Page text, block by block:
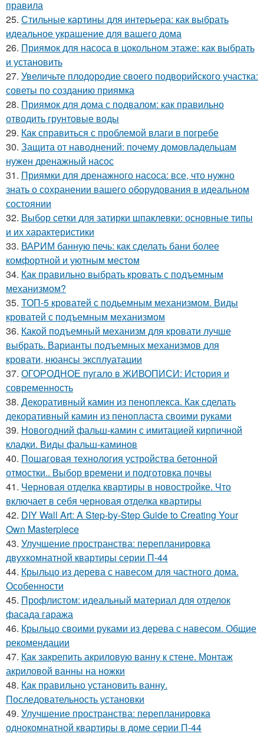
правила
25. Стильные картины для интерьера: как выбрать
идеальное украшение для вашего дома
26. Приямок для насоса в цокольном этаже: как выбрать
и установить
27. Увеличьте плодородие своего подворийского участка:
советы по созданию приямка
28. Приямок для дома с подвалом: как правильно
отводить грунтовые воды
29. Как справиться с проблемой влаги в погребе
30. Защита от наводнений: почему домовладельцам
нужен дренажный насос
31. Приямки для дренажного насоса: все, что нужно
знать о сохранении вашего оборудования в идеальном
состоянии
32. Выбор сетки для затирки шпаклевки: основные типы
и их характеристики
33. ВАРИМ банную печь: как сделать бани более
комфортной и уютным местом
34. Как правильно выбрать кровать с подъемным
механизмом?
35. ТОП-5 кроватей с подьемным механизмом. Виды
кроватей с подъемным механизмом
36. Какой подъемный механизм для кровати лучше
выбрать. Варианты подъемных механизмов для
кровати, нюансы эксплуатации
37. ОГОРОДНОЕ пугало в ЖИВОПИСИ: История и
современность
38. Декоративный камин из пеноплекса. Как сделать
декоративный камин из пенопласта своими руками
39. Новогодний фальш-камин с имитацией кирпичной
кладки. Виды фальш-каминов
40. Пошаговая технология устройства бетонной
отмостки.. Выбор времени и подготовка почвы
41. Черновая отделка квартиры в новостройке. Что
включает в себя черновая отделка квартиры
42. DIY Wall Art: A Step-by-Step Guide to Creating Your
Own Masterpiece
43. Улучшение пространства: перепланировка
двухкомнатной квартиры серии П-44
44. Крыльцо из дерева с навесом для частного дома.
Особенности
45. Профлистом: идеальный материал для отделок
фасада гаража
46. Крыльцо своими руками из дерева с навесом. Общие
рекомендации
47. Как закрепить акриловую ванну к стене. Монтаж
акриловой ванны на ножки
48. Как правильно установить ванну.
Последовательность установки
49. Улучшение пространства: перепланировка
однокомнатной квартиры в доме серии П-44